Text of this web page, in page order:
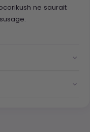
ne saurait